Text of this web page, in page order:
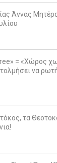
Άννας
= «Χώρος
τολμήσει να
τα